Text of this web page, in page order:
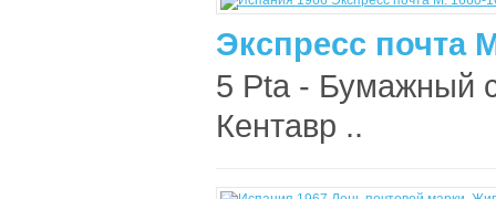
Экспресс почта
5 Pta - Бумажный
Кентавр ..